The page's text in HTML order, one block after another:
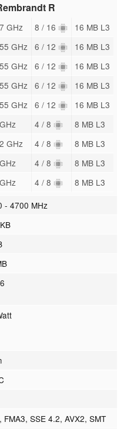
R
GHz 8 / 16 16 MB L3
GHz 6 / 12 16 MB L3
GHz 6 / 12 16 MB L3
GHz 6 / 12 16 MB L3
GHz 6 / 12 16 MB L3
4 / 8 8 MB L3
GHz 4 / 8 8 MB L3
4 / 8 8 MB L3
4 / 8 8 MB L3
- 4700 MHz
FMA3, SSE 4.2, AVX2, SMT